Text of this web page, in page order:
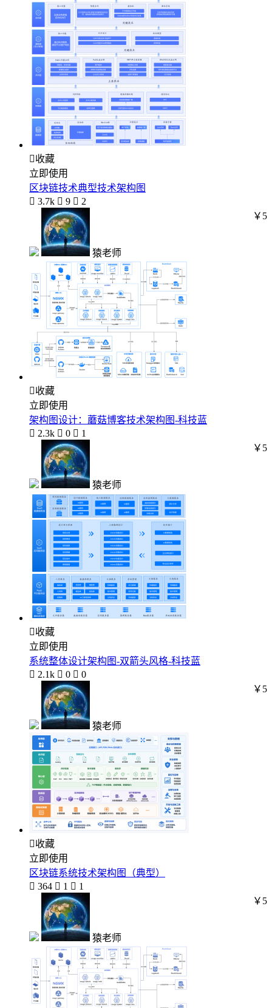
收藏
立即使用
区块链技术典型技术架构图
 3.7k  9  2
猿老师
￥5
收藏
立即使用
架构图设计：蘑菇博客技术架构图-科技蓝
 2.3k  0  1
猿老师
￥5
收藏
立即使用
系统整体设计架构图-双箭头风格-科技蓝
 2.1k  0  0
猿老师
￥5
收藏
立即使用
区块链系统技术架构图（典型）
 364  1  1
猿老师
￥5